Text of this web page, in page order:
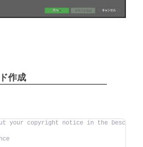
作成
your copyright notice in the